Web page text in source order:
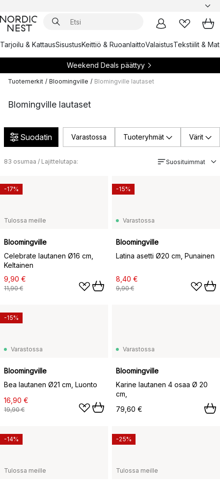
Tarjoilu & KattausSisustusKeittiö & RuoanlaittoValaistusTekstiilit &
Weekend Deals päättyy
Tuotemerkit / Bloomingville / Blomingville lautaset
Blomingville lautaset
Suodatin Varastossa Tuoteryhmät Värit
83 osumaa / Lajittelutapa: Suosituimmat
Tulossa meille
Bloomingville
Celebrate lautanen Ø16 cm,
Keltainen
9,90 €
11,90 €
-17%
Varastossa
Bloomingville
Latina asetti Ø20 cm, Punainen
8,40 €
9,90 €
-15%
Varastossa
Bloomingville
Bea lautanen Ø21 cm, Luonto
16,90 €
19,90 €
-15%
Varastossa
Bloomingville
Karine lautanen 4 osaa Ø 20
cm,
79,60 €
Tulossa meille
-14%
Tulossa meille
-25%